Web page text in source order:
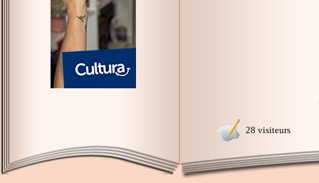
28 visiteurs